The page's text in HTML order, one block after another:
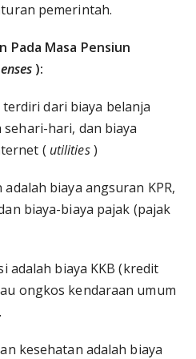
pemerintah.
Pada Masa Pensiun
):
dari biaya belanja
hari, dan biaya
( utilities)
biaya angsuran KPR,
biaya-biaya pajak (pajak
adalah biaya KKB (kredit
ongkos kendaraan umum
kesehatan adalah biaya